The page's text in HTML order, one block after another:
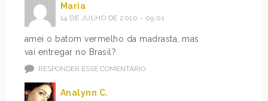
Maria
14 DE JULHO DE 2010 - 09:01
amei o batom vermelho da madrasta, mas
vai entregar no Brasil?
RESPONDER ESSE COMENTÁRIO
Analynn C.